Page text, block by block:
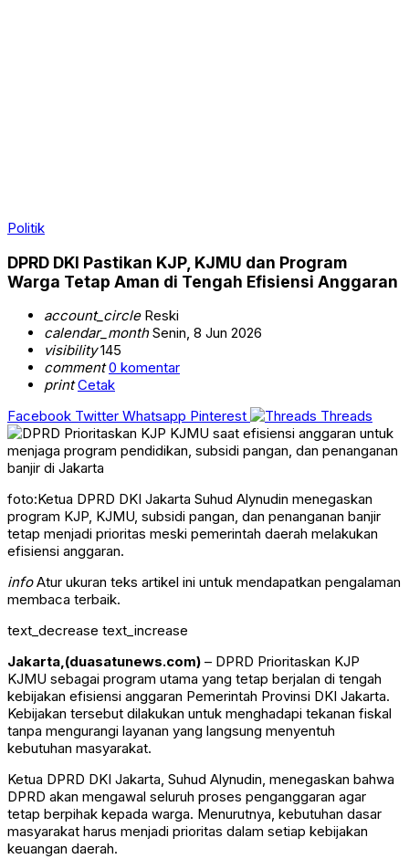
Politik
DPRD DKI Pastikan KJP, KJMU dan Program
Warga Tetap Aman di Tengah Efisiensi Anggaran
account_circleReski
calendar_monthSenin, 8 Jun 2026
visibility145
comment 0 komentar
print Cetak
Facebook Twitter Whatsapp Pinterest Threads
foto:Ketua DPRD DKI Jakarta Suhud Alynudin menegaskan
program KJP, KJMU, subsidi pangan, dan penanganan banjir
tetap menjadi prioritas meski pemerintah daerah melakukan
efisiensi anggaran.
infoAtur ukuran teks artikel ini untuk mendapatkan pengalaman
membaca terbaik.
text_decrease text_increase
Jakarta,(duasatunews.com) – DPRD Prioritaskan KJP
KJMU sebagai program utama yang tetap berjalan di tengah
kebijakan efisiensi anggaran Pemerintah Provinsi DKI Jakarta.
Kebijakan tersebut dilakukan untuk menghadapi tekanan fiskal
tanpa mengurangi layanan yang langsung menyentuh
kebutuhan masyarakat.
Ketua DPRD DKI Jakarta, Suhud Alynudin, menegaskan bahwa
DPRD akan mengawal seluruh proses penganggaran agar
tetap berpihak kepada warga. Menurutnya, kebutuhan dasar
masyarakat harus menjadi prioritas dalam setiap kebijakan
keuangan daerah.